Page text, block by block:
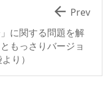
に関する問題を解
もっさりバージョ
り）
 Prev